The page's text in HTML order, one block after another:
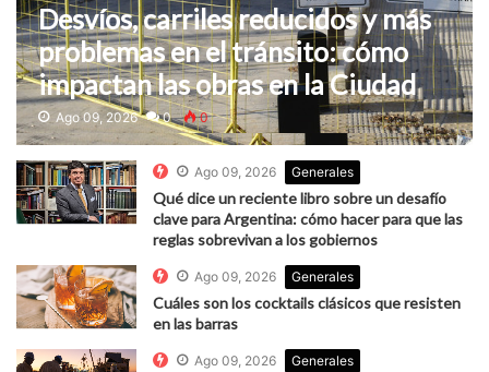
Desvíos, carriles reducidos y más
problemas en el tránsito: cómo
impactan las obras en la Ciudad
Ago 09, 2026 0 0
Ago 09, 2026 Generales
Qué dice un reciente libro sobre un desafío
clave para Argentina: cómo hacer para que las
reglas sobrevivan a los gobiernos
Ago 09, 2026 Generales
Cuáles son los cocktails clásicos que resisten
en las barras
Ago 09, 2026 Generales